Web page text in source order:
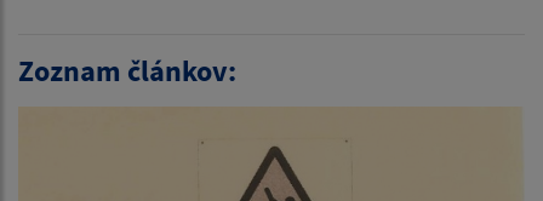
Zoznam článkov: